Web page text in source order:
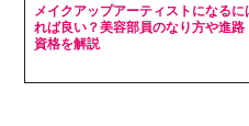
メイクアップアーティストになるに
れば良い？美容部員のなり方や進路
資格を解説